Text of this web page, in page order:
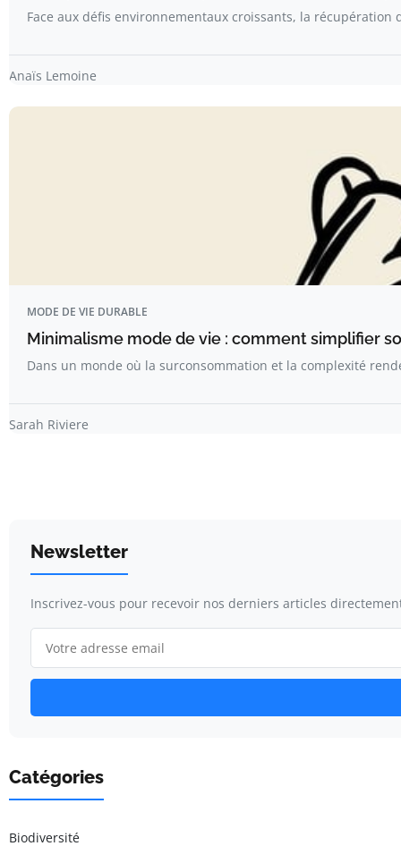
Face aux défis environnementaux croissants, la récupération
Anaïs Lemoine
MODE DE VIE DURABLE
Minimalisme mode de vie : comment simplifier
Dans un monde où la surconsommation et la complexité
Sarah Riviere
Newsletter
Inscrivez-vous pour recevoir nos derniers articles
Catégories
Biodiversité